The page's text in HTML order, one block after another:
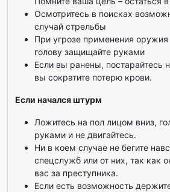
Осмотритесь в поисках
случай стрельбы
При угрозе применения
голову защищайте руками
Если вы ранены, постарайтесь
вы сократите потерю крови.
Если начался штурм
Ложитесь на пол лицом вниз,
руками и не двигайтесь.
Ни в коем случае не бегите
спецслужб или от них, так как
вас за преступника.
Если есть возможность